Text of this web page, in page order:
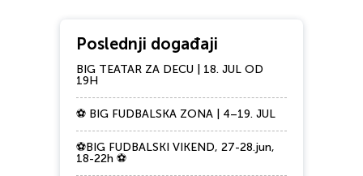
Poslednji događaji
BIG TEATAR ZA DECU | 18. JUL OD
19H
⚽ BIG FUDBALSKA ZONA | 4–19. JUL
⚽BIG FUDBALSKI VIKEND, 27-28.jun,
18-22h ⚽